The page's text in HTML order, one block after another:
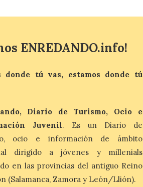
elaboradas por especialistas para
ENREDANDO.info!
donde tú vas, estamos donde tú
Diario de Turismo, Ocio e
Juvenil. Es un Diario de
ocio e información de ámbito
dirigido a jóvenes y millenials
en las provincias del antiguo Reino
(Salamanca, Zamora y León/Llión).